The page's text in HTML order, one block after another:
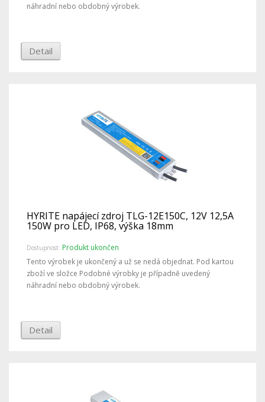
náhradní nebo obdobný výrobek.
Detail
HYRITE napájecí zdroj TLG-12E150C, 12V 12,5A
150W pro LED, IP68, výška 18mm
Dostupnost: Produkt ukončen
Tento výrobek je ukončený a už se nedá objednat. Pod kartou
zboží ve složce Podobné výrobky je případně uvedený
náhradní nebo obdobný výrobek.
Detail